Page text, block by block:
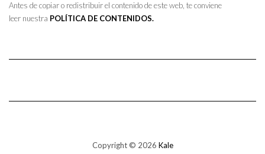
Antes de copiar o redistribuir el contenido de este web, te conviene
leer nuestra POLÍTICA DE CONTENIDOS.
Copyright © 2026 Kale